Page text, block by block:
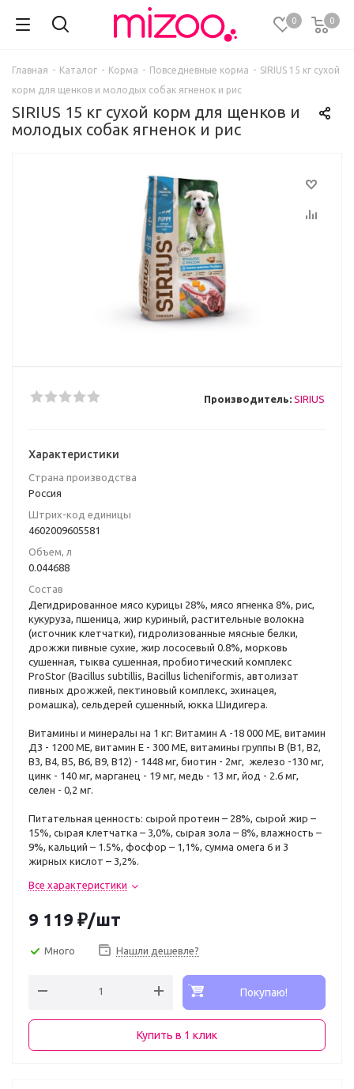
0 0
Главная - Каталог - Корма - Повседневные корма - SIRIUS 15 кг сухой
корм для щенков и молодых собак ягненок и рис
SIRIUS 15 кг сухой корм для щенков и
молодых собак ягненок и рис
Производитель: SIRIUS
Характеристики
Страна производства
Poccия
Штрих-код единицы
4602009605581
Объем, л
0.044688
Состав
Дегидрированное мясо курицы 28%, мясо ягненка 8%, рис,
кукуруза, пшеница, жир куриный, растительные волокна
(источник клетчатки), гидролизованные мясные белки,
дрожжи пивные сухие, жир лососевый 0.8%, морковь
сушенная, тыква сушенная, пробиотический комплекс
ProStor (Bacillus subtillis, Bacillus licheniformis, автолизат
пивных дрожжей, пектиновый комплекс, эхинацея,
ромашка), сельдерей сушенный, юкка Шидигера.
Витамины и минералы на 1 кг: Витамин А -18 000 МЕ, витамин
Д3 - 1200 МЕ, витамин Е - 300 МЕ, витамины группы В (В1, В2,
В3, В4, В5, В6, В9, В12) - 1448 мг, биотин - 2мг, железо -130 мг,
цинк - 140 мг, марганец - 19 мг, медь - 13 мг, йод - 2.6 мг,
селен - 0,2 мг.
Питательная ценность: сырой протеин – 28%, сырой жир –
15%, сырая клетчатка – 3,0%, сырая зола – 8%, влажность –
9%, кальций – 1.5%, фосфор – 1,1%, сумма омега 6 и 3
жирных кислот – 3,2%.
Все характеристики
9 119 ₽/шт
Много Нашли дешевле?
Покупаю!
Купить в 1 клик